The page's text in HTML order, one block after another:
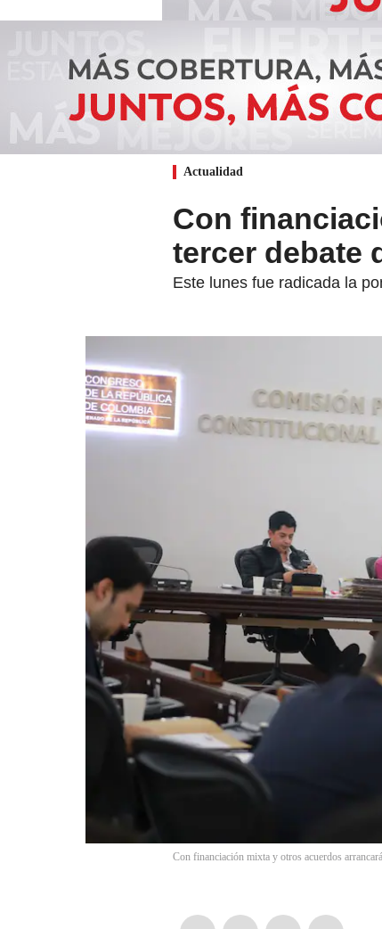
Actualidad
Con
tercer debate
Este lunes fue radicada la
Con financiación mixta y otros acuerdos